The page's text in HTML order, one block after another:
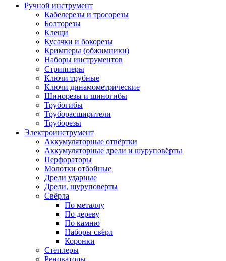
Ручной инструмент
Кабелерезы и тросорезы
Болторезы
Клещи
Кусачки и бокорезы
Кримперы (обжимники)
Наборы инструментов
Стрипперы
Ключи трубные
Ключи динамометрические
Шинорезы и шиногибы
Трубогибы
Труборасширители
Труборезы
Электроинструмент
Аккумуляторные отвёртки
Аккумуляторные дрели и шуруповёрты
Перфораторы
Молотки отбойные
Дрели ударные
Дрели, шуруповерты
Свёрла
По металлу
По дереву
По камню
Наборы свёрл
Коронки
Степлеры
Реноваторы